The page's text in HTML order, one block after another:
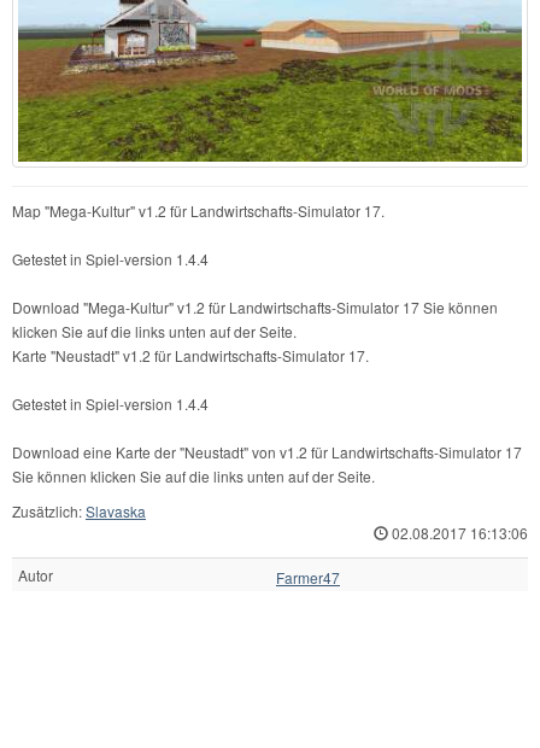
Map "Mega-Kultur" v1.2 für Landwirtschafts-Simulator 17.
Getestet in Spiel-version 1.4.4
Download "Mega-Kultur" v1.2 für Landwirtschafts-Simulator 17 Sie können
klicken Sie auf die links unten auf der Seite.
Karte "Neustadt" v1.2 für Landwirtschafts-Simulator 17.
Getestet in Spiel-version 1.4.4
Download eine Karte der "Neustadt" von v1.2 für Landwirtschafts-Simulator 17
Sie können klicken Sie auf die links unten auf der Seite.
Zusätzlich:Slavaska
02.08.2017 16:13:06
Autor Farmer47